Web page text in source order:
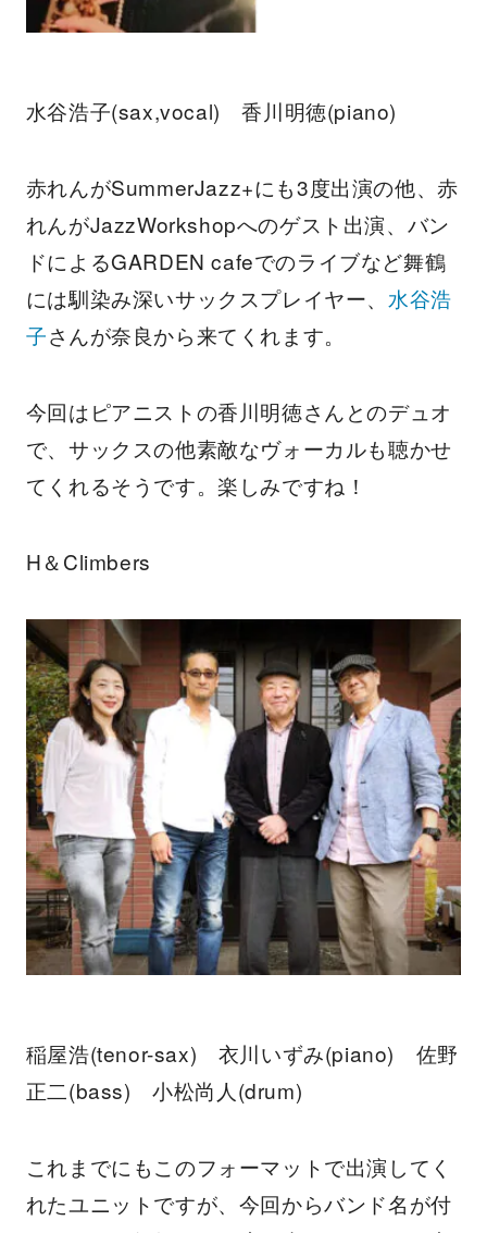
水谷浩子(sax,vocal) 香川明徳(piano)
赤れんがSummerJazz+にも3度出演の他、赤
れんがJazzWorkshopへのゲスト出演、バン
ドによるGARDEN cafeでのライブなど舞鶴
には馴染み深いサックスプレイヤー、 水谷浩
子さんが奈良から来てくれます。
今回はピアニストの香川明徳さんとのデュオ
で、サックスの他素敵なヴォーカルも聴かせ
てくれるそうです。楽しみですね！
H＆Climbers
稲屋浩(tenor-sax) 衣川いずみ(piano) 佐野
正二(bass) 小松尚人(drum)
これまでにもこのフォーマットで出演してく
れたユニットですが、今回からバンド名が付